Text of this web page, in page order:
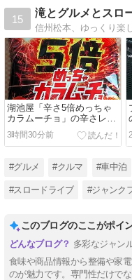
15
滝とグルメとスロ
湖池屋「辛さ5倍めっちゃ
カラムーチョ」の辛さレベ
ルと気になるヒー一族
3時間30分前
#グルメ #クルマ #車中泊
#スロードライブ #ジャンク
このブログのここがポイ
多彩なジャン
食味や商品情報から整備や家
のが魅力です。専門性だけで